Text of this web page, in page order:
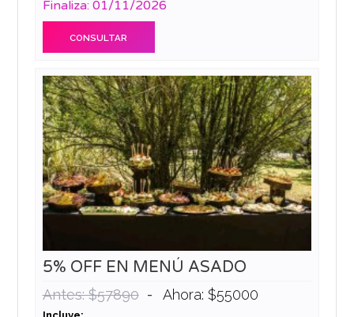
Finaliza: 01/11/2026
CONSULTAR
5% OFF EN MENÚ ASADO
Antes: $57890 - Ahora: $55000